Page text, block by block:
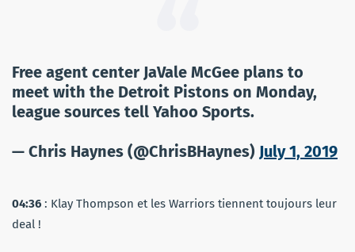
Free agent center JaVale McGee plans to
meet with the Detroit Pistons on Monday,
league sources tell Yahoo Sports.
— Chris Haynes (@ChrisBHaynes) July 1, 2019
04:36 : Klay Thompson et les Warriors tiennent toujours leur
deal !